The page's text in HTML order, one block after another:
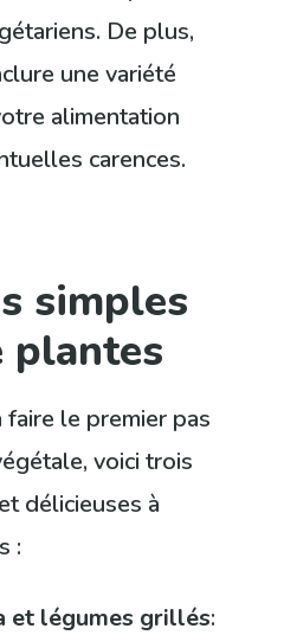
De plus,
une variété
alimentation
carences.
simples
plantes
le premier pas
voici trois
délicieuses à
:
et légumes grillés: